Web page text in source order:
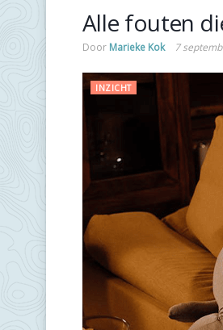
Alle fouten
Door Marieke Kok 7
INZICHT